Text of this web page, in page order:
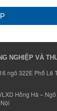
NGHIỆP VÀ
ngõ 322E Phố Lê
Hồng Hà –